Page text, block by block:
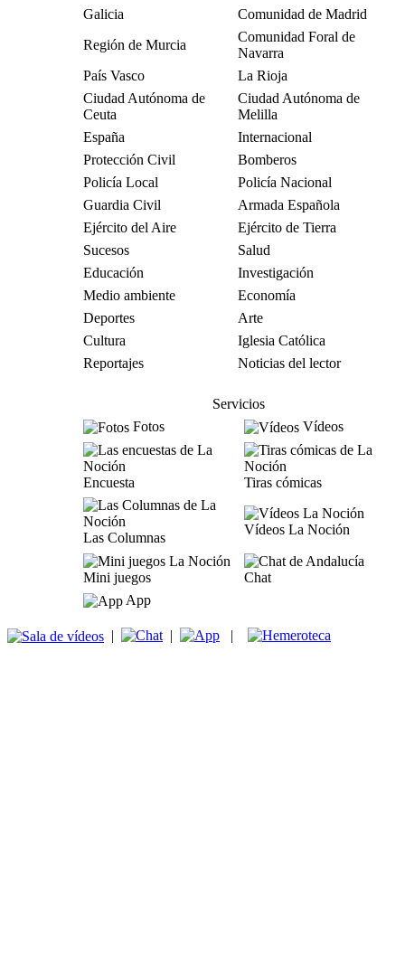
Galicia
Comunidad de Madrid
Región de Murcia
Comunidad Foral de
Navarra
País Vasco
La Rioja
Ciudad Autónoma de
Ceuta
Ciudad Autónoma de
Melilla
España
Internacional
Protección Civil
Bomberos
Policía Local
Policía Nacional
Guardia Civil
Armada Española
Ejército del Aire
Ejército de Tierra
Sucesos
Salud
Educación
Investigación
Medio ambiente
Economía
Deportes
Arte
Cultura
Iglesia Católica
Reportajes
Noticias del lector
Servicios
Fotos
Vídeos
Encuesta Tiras cómicas
Las Columnas
Vídeos La Noción
Mini juegos
Chat
App
| | |